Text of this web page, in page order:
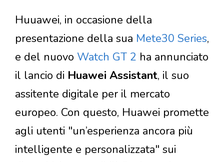
Huuawei, in occasione della
presentazione della sua Mete30 Series,
e del nuovo Watch GT 2 ha annunciato
il lancio di Huawei Assistant, il suo
assitente digitale per il mercato
europeo. Con questo, Huawei promette
agli utenti "un’esperienza ancora più
intelligente e personalizzata" sui